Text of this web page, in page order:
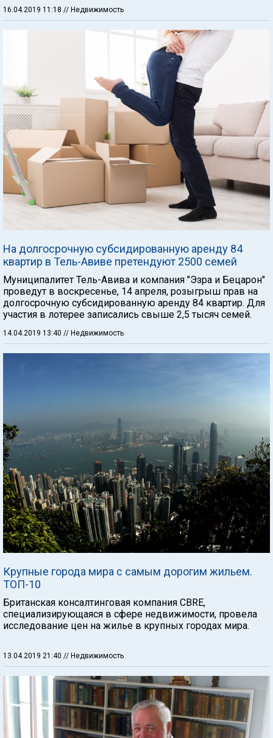
16.04.2019 11:18 // Недвижимость
На долгосрочную субсидированную аренду 84
квартир в Тель-Авиве претендуют 2500 семей
Муниципалитет Тель-Авива и компания "Эзра и Бецарон"
проведут в воскресенье, 14 апреля, розыгрыш прав на
долгосрочную субсидированную аренду 84 квартир. Для
участия в лотерее записались свыше 2,5 тысяч семей.
14.04.2019 13:40 // Недвижимость
Крупные города мира с самым дорогим жильем.
ТОП-10
Британская консалтинговая компания CBRE,
специализирующаяся в сфере недвижимости, провела
исследование цен на жилье в крупных городах мира.
13.04.2019 21:40 // Недвижимость